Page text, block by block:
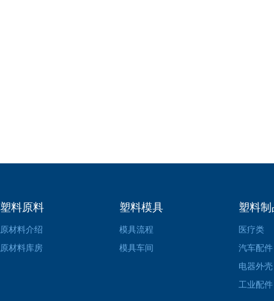
塑料原料
原材料介绍
原材料库房
塑料模具
模具流程
模具车间
塑料制
医疗类
汽车配件
电器外壳
工业配件